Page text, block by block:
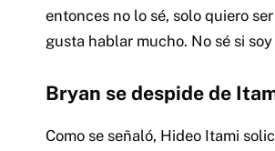
entonces no lo sé, solo quiero
gusta hablar mucho. No sé si
Bryan se despide de
Como se señaló, Hideo Itami